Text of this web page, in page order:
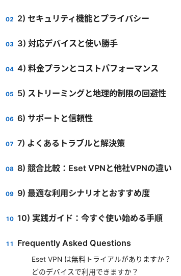
2) セキュリティ機能とプライバシー
3) 対応デバイスと使い勝手
4) 料金プランとコストパフォーマンス
5) ストリーミングと地理的制限の回避性
6) サポートと信頼性
7) よくあるトラブルと解決策
8) 競合比較：Eset VPNと他社VPNの違い
9) 最適な利用シナリオとおすすめ度
10) 実践ガイド：今すぐ使い始める手順
Frequently Asked Questions
Eset VPN は無料トライアルがありますか？
どのデバイスで利用できますか？